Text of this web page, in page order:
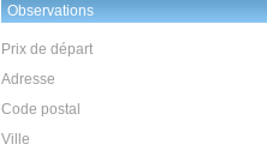
Observations
Prix de départ
Adresse
Code postal
Ville